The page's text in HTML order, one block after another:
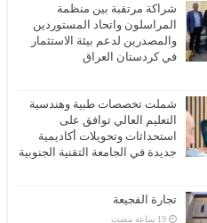
شراكة مرتقبة بين منظمة
المراسلون واتحاد المستوردين
والمصدرين لدعم بيئة الاستثمار
في كردستان العراق
شملت تخصصات طبية وهندسية
التعليم العالي توافق على
استحداثات وتحويلات أكاديمية
جديدة في الجامعة التقنية الجنوبية
تجارة الفجيعة